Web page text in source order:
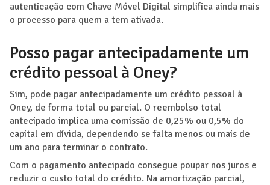
autenticação com Chave Móvel Digital simplifica ainda mais
o processo para quem a tem ativada.
Posso pagar antecipadamente um
crédito pessoal à Oney?
Sim, pode pagar antecipadamente um crédito pessoal à
Oney, de forma total ou parcial. O reembolso total
antecipado implica uma comissão de 0,25% ou 0,5% do
capital em dívida, dependendo se falta menos ou mais de
um ano para terminar o contrato.
Com o pagamento antecipado consegue poupar nos juros e
reduzir o custo total do crédito. Na amortização parcial,